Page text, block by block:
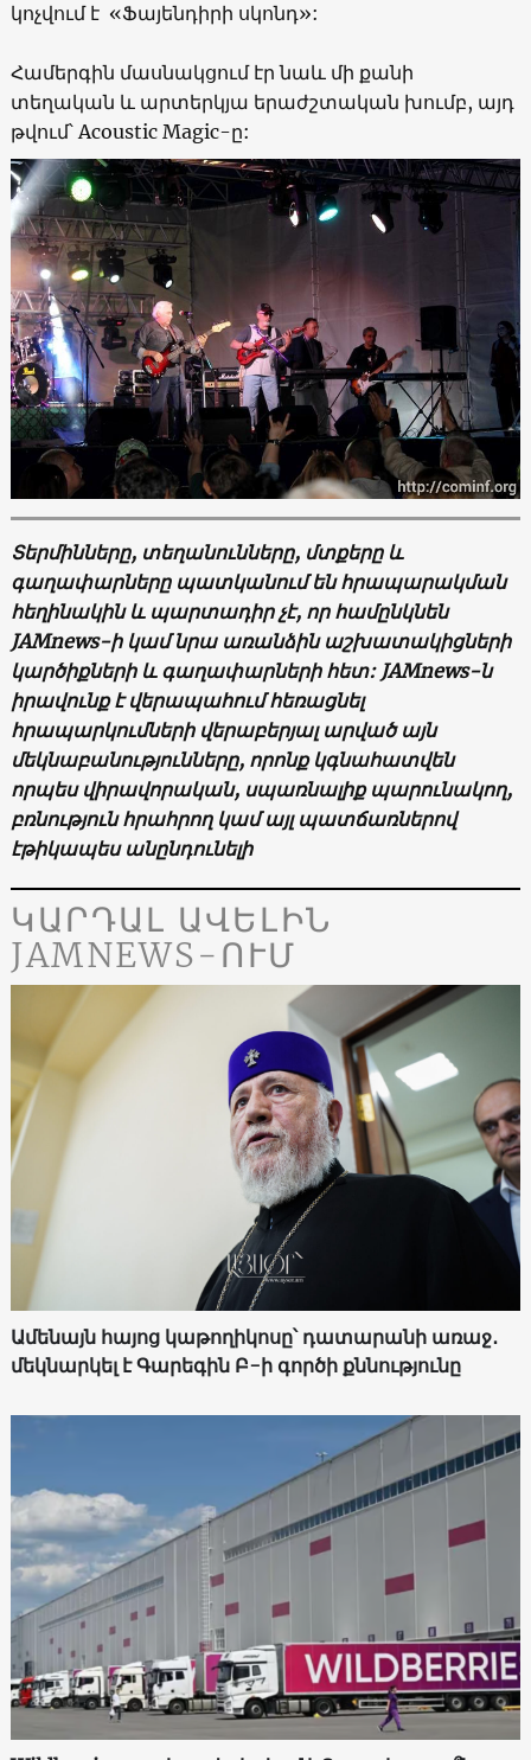
կոչվում է «Ֆայենդիրի սկոնդ»:
Համերգին մասնակցում էր նաև մի քանի
տեղական և արտերկյա երաժշտական խումբ, այդ
թվում՝Aсoustic Magic-ը:
Տերմինները, տեղանունները, մտքերը և
գաղափարները պատկանում են հրապարակման
հեղինակին և պարտադիր չէ, որ համընկնեն
JAMnews-ի կամ նրա առանձին աշխատակիցների
կարծիքների և գաղափարների հետ: JAMnews-ն
իրավունք է վերապահում հեռացնել
հրապարկումների վերաբերյալ արված այն
մեկնաբանությունները, որոնք կգնահատվեն
որպես վիրավորական, սպառնալիք պարունակող,
բռնություն հրահրող կամ այլ պատճառներով
էթիկապես անընդունելի
ԿԱՐԴԱԼ ԱՎԵԼԻՆ
JAMNEWS-ՈՒՄ
Ամենայն հայոց կաթողիկոսը՝ դատարանի առաջ․
մեկնարկել է Գարեգին Բ-ի գործի քննությունը